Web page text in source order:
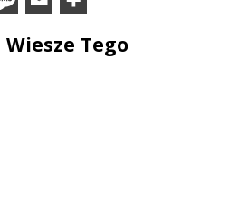
Tego